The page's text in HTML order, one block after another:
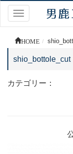
Toggle
navigation
HOME
shio_bottole_cut
カテゴリー：